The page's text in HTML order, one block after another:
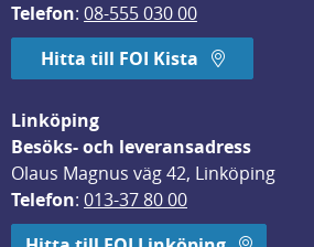
Telefon: 08-555 030 00
Hitta till FOI Kista
Linköping
Besöks- och leveransadress
Olaus Magnus väg 42, Linköping
Telefon: 013-37 80 00